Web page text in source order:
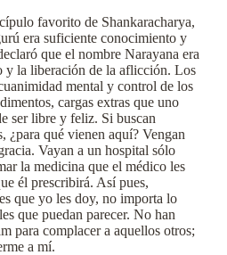
favorito de Shankaracharya,
era suficiente conocimiento y
que el nombre Narayana era
y la liberación de la aflicción. Los
mental y control de los
cargas extras que uno
ser libre y feliz. Si buscan
¿para qué vienen aquí? Vengan
Vayan a un hospital sólo
la medicina que el médico les
él prescribirá. Así pues,
que yo les doy, no importa lo
que puedan parecer. No han
para complacer a aquellos otros;
a mí.